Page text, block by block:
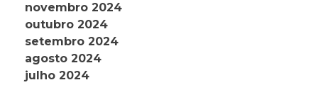
novembro 2024
outubro 2024
setembro 2024
agosto 2024
julho 2024